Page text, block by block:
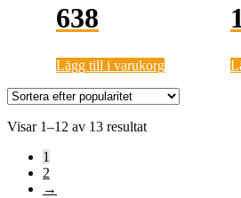
638
Lägg till i varukorg
Visar 1–12 av 13 resultatSortera
1
2
→